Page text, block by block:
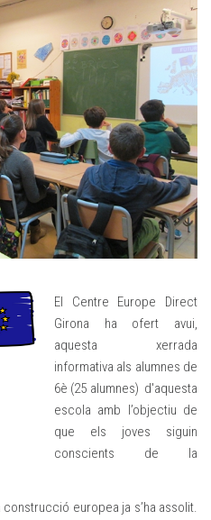
El Centre Europe Direct
Girona ha ofert avui,
aquesta xerrada
informativa als alumnes de
6è (25 alumnes) d'aquesta
escola amb l’objectiu de
que els joves siguin
conscients de la
europea ja s’ha assolit.